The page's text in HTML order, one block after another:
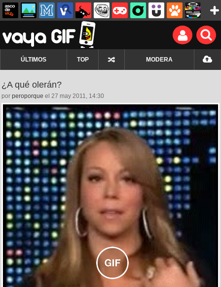
ÚLTIMOS TOP MODERA
¿A qué olerán?
por peroporque el 27 may 2011, 14:30